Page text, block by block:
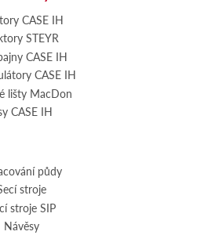
CASE IH
STEYR
CASE IH
CASE IH
lišty MacDon
CASE IH
půdy
stroje
stroje SIP
Návěsy